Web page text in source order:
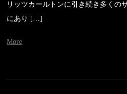
リッツカールトンに引き続き多くの
にあり […]
More